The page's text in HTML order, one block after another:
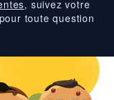
, suivez votre
toute question